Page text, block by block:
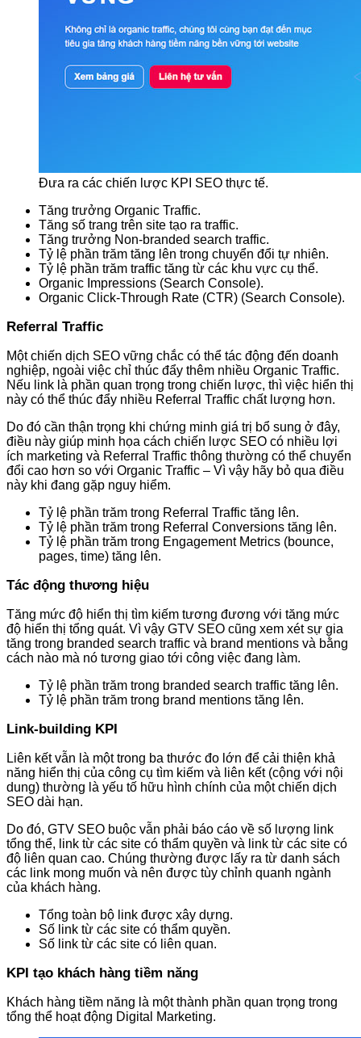
Đưa ra các chiến lược KPI SEO thực tế.
Tăng trưởng Organic Traffic.
Tăng số trang trên site tạo ra traffic.
Tăng trưởng Non-branded search traffic.
Tỷ lệ phần trăm tăng lên trong chuyển đổi tự nhiên.
Tỷ lệ phần trăm traffic tăng từ các khu vực cụ thể.
Organic Impressions (Search Console).
Organic Click-Through Rate (CTR) (Search Console).
Referral Traffic
Một chiến dịch SEO vững chắc có thể tác động đến doanh
nghiệp, ngoài việc chỉ thúc đẩy thêm nhiều Organic Traffic.
Nếu link là phần quan trọng trong chiến lược, thì việc hiển thị
này có thể thúc đẩy nhiều Referral Traffic chất lượng hơn.
Do đó cần thận trọng khi chứng minh giá trị bổ sung ở đây,
điều này giúp minh họa cách chiến lược SEO có nhiều lợi
ích marketing và Referral Traffic thông thường có thể chuyển
đổi cao hơn so với Organic Traffic – Vì vậy hãy bỏ qua điều
này khi đang gặp nguy hiểm.
Tỷ lệ phần trăm trong Referral Traffic tăng lên.
Tỷ lệ phần trăm trong Referral Conversions tăng lên.
Tỷ lệ phần trăm trong Engagement Metrics (bounce,
pages, time) tăng lên.
Tác động thương hiệu
Tăng mức độ hiển thị tìm kiếm tương đương với tăng mức
độ hiển thị tổng quát. Vì vậy GTV SEO cũng xem xét sự gia
tăng trong branded search traffic và brand mentions và bằng
cách nào mà nó tương giao tới công việc đang làm.
Tỷ lệ phần trăm trong branded search traffic tăng lên.
Tỷ lệ phần trăm trong brand mentions tăng lên.
Link-building KPI
Liên kết vẫn là một trong ba thước đo lớn để cải thiện khả
năng hiển thị của công cụ tìm kiếm và liên kết (cộng với nội
dung) thường là yếu tố hữu hình chính của một chiến dịch
SEO dài hạn.
Do đó, GTV SEO buộc vẫn phải báo cáo về số lượng link
tổng thể, link từ các site có thẩm quyền và link từ các site có
độ liên quan cao. Chúng thường được lấy ra từ danh sách
các link mong muốn và nên được tùy chỉnh quanh ngành
của khách hàng.
Tổng toàn bộ link được xây dựng.
Số link từ các site có thẩm quyền.
Số link từ các site có liên quan.
KPI tạo khách hàng tiềm năng
Khách hàng tiềm năng là một thành phần quan trọng trong
tổng thể hoạt động Digital Marketing.